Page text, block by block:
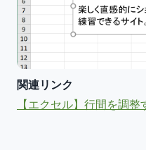
関連リンク
【エクセル】行間を調